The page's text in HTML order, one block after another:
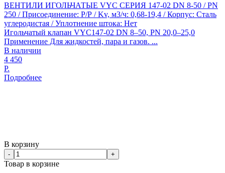
ВЕНТИЛИ ИГОЛЬЧАТЫЕ VYC СЕРИЯ 147-02 DN 8-50 / PN
250 / Присоединение: Р/Р / Kv, м3/ч: 0,68-19,4 / Корпус: Сталь
углеродистая / Уплотнение штока: Нет
Игольчатый клапан VYC147-02 DN 8–50, PN 20,0–25,0​
Применение Для жидкостей, пара и газов. ...
В наличии
4 450
Р.
Подробнее
В корзину
- +
Товар в корзине